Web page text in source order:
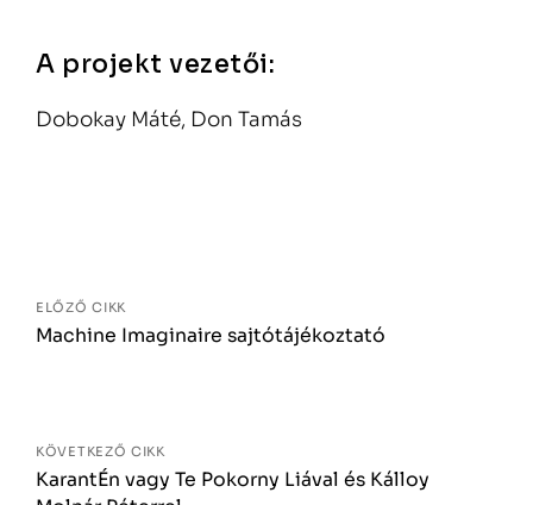
A projekt vezetői:
Dobokay Máté, Don Tamás
ELŐZŐ CIKK
Machine Imaginaire sajtótájékoztató
KÖVETKEZŐ CIKK
KarantÉn vagy Te Pokorny Liával és Kálloy